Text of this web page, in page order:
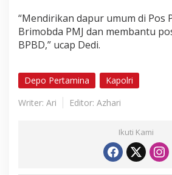
“Mendirikan dapur umum di Pos
Brimobda PMJ dan membantu
BPBD,” ucap Dedi.
Depo Pertamina
Kapolri
Writer: Ari
Editor: Azhari
Ikuti Kami